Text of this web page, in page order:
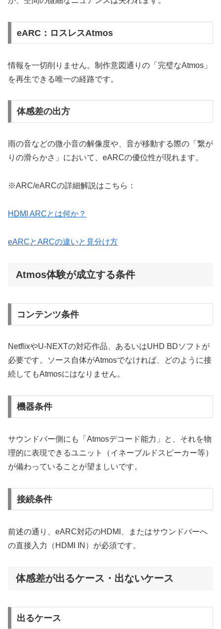
eARC：ロスレスAtmos
情報を一切削りません。制作意図通りの「完璧なAtmos」
を再生できる唯一の経路です。
体感差の出方
雨の音などの微小音の解像度や、音が移動する際の「繋が
りの滑らかさ」において、eARCの優位性が現れます。
※ARC/eARCの詳細解説はこちら：
HDMI ARCとは何か？
eARCとARCの違いと見分け方
Atmos体験が成立する条件
コンテンツ条件
NetflixやU-NEXTの対応作品、あるいはUHD BDソフトが
必要です。ソース自体がAtmosでなければ、どのように接
続してもAtmosにはなりません。
機器条件
サウンドバー側にも「Atmosデコード能力」と、それを物
理的に表現できるユニット（イネーブルドスピーカー等）
が備わっていることが望ましいです。
接続条件
前述の通り、eARC対応のHDMI、またはサウンドバーへ
の直接入力（HDMI IN）が必須です。
体感差が出るケース・出ないケース
出るケース